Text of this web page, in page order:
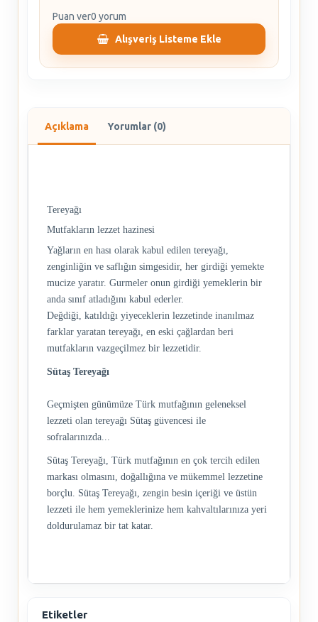
Puan ver0 yorum
Alışveriş Listeme Ekle
Açıklama Yorumlar (0)
Tereyağı
Mutfakların lezzet hazinesi
Yağların en hası olarak kabul edilen tereyağı,
zenginliğin ve saflığın simgesidir, her girdiği yemekte
mucize yaratır. Gurmeler onun girdiği yemeklerin bir
anda sınıf atladığını kabul ederler.
Değdiği, katıldığı yiyeceklerin lezzetinde inanılmaz
farklar yaratan tereyağı, en eski çağlardan beri
mutfakların vazgeçilmez bir lezzetidir.
Sütaş Tereyağı
Geçmişten günümüze Türk mutfağının geleneksel
lezzeti olan tereyağı Sütaş güvencesi ile
sofralarınızda...
Sütaş Tereyağı, Türk mutfağının en çok tercih edilen
markası olmasını, doğallığına ve mükemmel lezzetine
borçlu. Sütaş Tereyağı, zengin besin içeriği ve üstün
lezzeti ile hem yemeklerinize hem kahvaltılarınıza yeri
doldurulamaz bir tat katar.
Etiketler